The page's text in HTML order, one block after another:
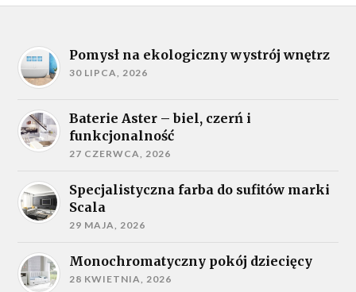
Pomysł na ekologiczny wystrój wnętrz
30 LIPCA, 2026
Baterie Aster – biel, czerń i
funkcjonalność
27 CZERWCA, 2026
Specjalistyczna farba do sufitów marki
Scala
29 MAJA, 2026
Monochromatyczny pokój dziecięcy
28 KWIETNIA, 2026